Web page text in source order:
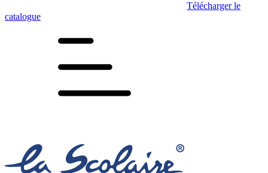
Télécharger le
catalogue